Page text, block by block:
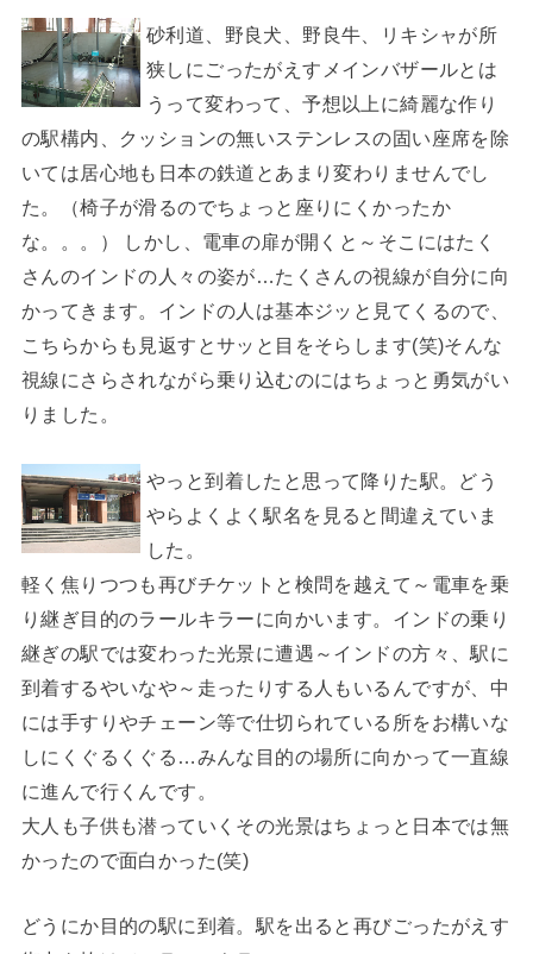
砂利道、野良犬、野良牛、リキシャが所
狭しにごったがえすメインバザールとは
うって変わって、予想以上に綺麗な作り
の駅構内、クッションの無いステンレスの固い座席を除
いては居心地も日本の鉄道とあまり変わりませんでし
た。（椅子が滑るのでちょっと座りにくかったか
な。。。） しかし、電車の扉が開くと～そこにはたく
さんのインドの人々の姿が…たくさんの視線が自分に向
かってきます。インドの人は基本ジッと見てくるので、
こちらからも見返すとサッと目をそらします(笑)そんな
視線にさらされながら乗り込むのにはちょっと勇気がい
りました。
やっと到着したと思って降りた駅。どう
やらよくよく駅名を見ると間違えていま
した。
軽く焦りつつも再びチケットと検問を越えて～電車を乗
り継ぎ目的のラールキラーに向かいます。インドの乗り
継ぎの駅では変わった光景に遭遇～インドの方々、駅に
到着するやいなや～走ったりする人もいるんですが、中
には手すりやチェーン等で仕切られている所をお構いな
しにくぐるくぐる…みんな目的の場所に向かって一直線
に進んで行くんです。
大人も子供も潜っていくその光景はちょっと日本では無
かったので面白かった(笑)
どうにか目的の駅に到着。駅を出ると再びごったがえす